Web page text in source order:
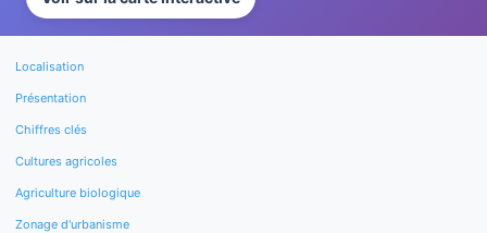
Localisation
Présentation
Chiffres clés
Cultures agricoles
Agriculture biologique
Zonage d'urbanisme